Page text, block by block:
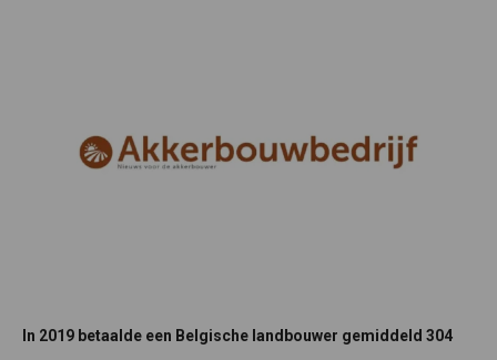
In 2019 betaalde een Belgische landbouwer gemiddeld 304